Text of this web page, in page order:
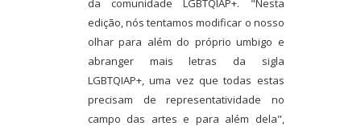
da comunidade LGBTQIAP+. "Nesta
edição, nós tentamos modificar o nosso
olhar para além do próprio umbigo e
abranger mais letras da sigla
LGBTQIAP+, uma vez que todas estas
precisam de representatividade no
campo das artes e para além dela",